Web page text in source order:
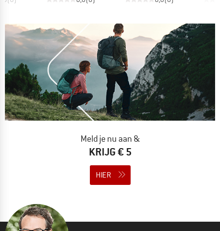
Meld je nu aan &
KRIJG € 5
HIER